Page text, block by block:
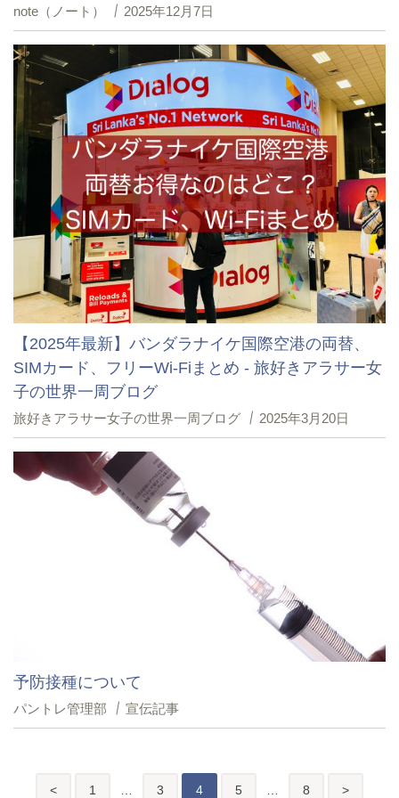
note（ノート） 2025年12月7日
【2025年最新】バンダラナイケ国際空港の両替、
SIMカード、フリーWi-Fiまとめ - 旅好きアラサー女
子の世界一周ブログ
旅好きアラサー女子の世界一周ブログ 2025年3月20日
予防接種について
パントレ管理部 宣伝記事
<前 1 3 4 5 8 後
>